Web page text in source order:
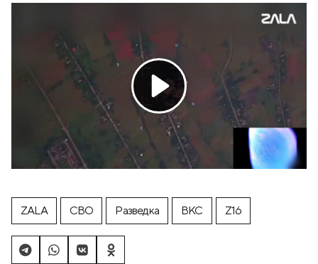
ZALA СВО Разведка ВКС Z16